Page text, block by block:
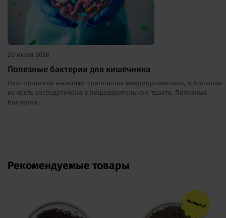
20 июля 2026
Полезные бактерии для кишечника
Наш организм населяют триллионы микроорганизмов, и большая
их часть сосредоточена в пищеварительном тракте. Полезные
бактерии...
Рекомендуемые товары
Новинка!